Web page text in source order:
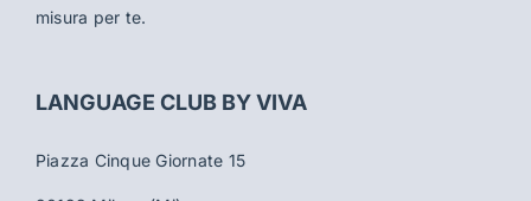
misura per te.
LANGUAGE CLUB BY VIVA
Piazza Cinque Giornate 15